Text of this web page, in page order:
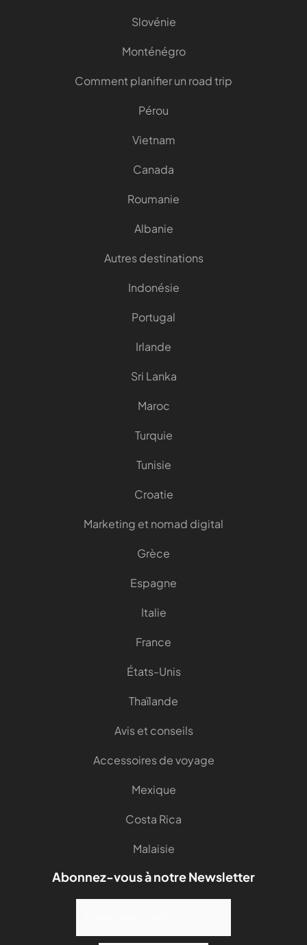
Slovénie
Monténégro
Comment planifier un road trip
Pérou
Vietnam
Canada
Roumanie
Albanie
Autres destinations
Indonésie
Portugal
Irlande
Sri Lanka
Maroc
Turquie
Tunisie
Croatie
Marketing et nomad digital
Grèce
Espagne
Italie
France
États-Unis
Thaïlande
Avis et conseils
Accessoires de voyage
Mexique
Costa Rica
Malaisie
Abonnez-vous à notre Newsletter